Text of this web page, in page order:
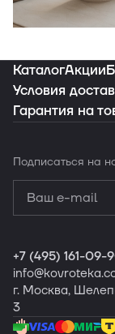
КаталогАкции
Условия
Гарантия на
Подписаться на
персональных
+7 (495) 161-09-
info
г. Москва,
3